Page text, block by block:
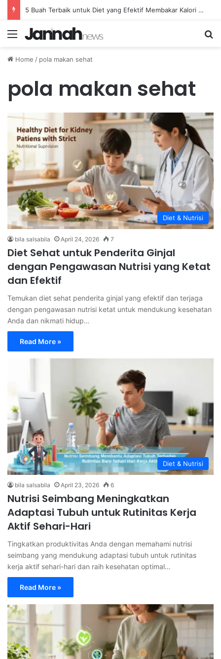
5 Buah Terbaik untuk Diet yang Efektif Membakar Kalori dengan Lebih Cepat
Menu
Home / pola makan sehat
pola makan sehat
Diet & Nutrisi
bila salsabila April 24, 2026 7
Diet Sehat untuk Penderita Ginjal
dengan Pengawasan Nutrisi yang Ketat
dan Efektif
Temukan diet sehat penderita ginjal yang efektif dan terjaga
dengan pengawasan nutrisi ketat untuk mendukung kesehatan
Anda dan nikmati hidup…
Read More »
Diet & Nutrisi
bila salsabila April 23, 2026 6
Nutrisi Seimbang Meningkatkan
Adaptasi Tubuh untuk Rutinitas Kerja
Aktif Sehari-Hari
Tingkatkan produktivitas Anda dengan memahami nutrisi
seimbang yang mendukung adaptasi tubuh untuk rutinitas
kerja aktif sehari-hari dan raih kesehatan optimal…
Read More »